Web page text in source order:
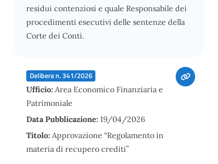
residui contenziosi e quale Responsabile dei
procedimenti esecutivi delle sentenze della
Corte dei Conti.
Delibera n. 341/2026
Ufficio: Area Economico Finanziaria e
Patrimoniale
Data Pubblicazione: 19/04/2026
Titolo: Approvazione “Regolamento in
materia di recupero crediti”